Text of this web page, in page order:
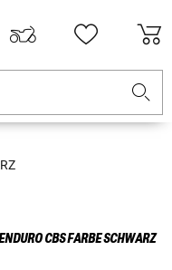
CBS FARBE SCHWARZ